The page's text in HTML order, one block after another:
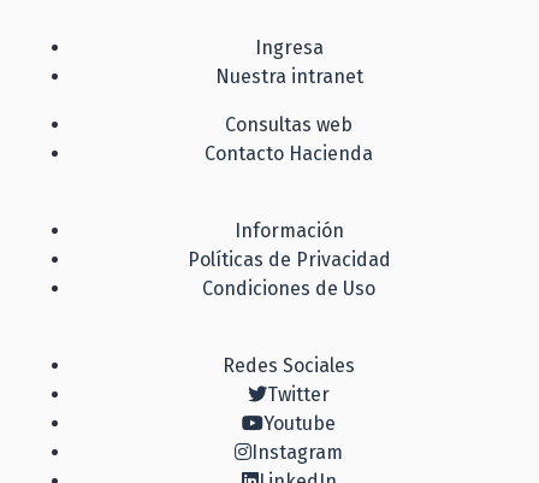
Ingresa
Nuestra intranet
Consultas web
Contacto Hacienda
Información
Políticas de Privacidad
Condiciones de Uso
Redes Sociales
Twitter
Youtube
Instagram